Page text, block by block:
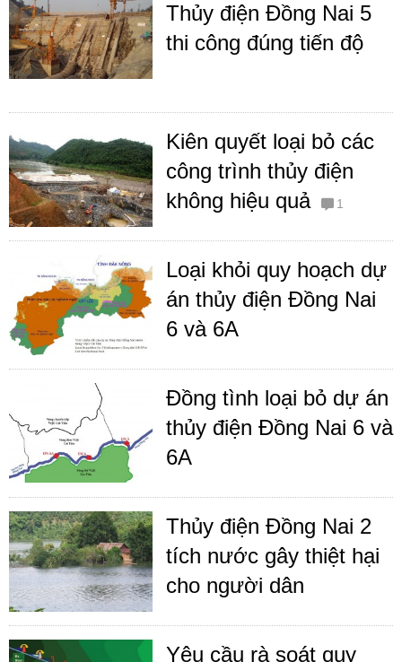
Thủy điện Đồng Nai 5
thi công đúng tiến độ
Kiên quyết loại bỏ các
công trình thủy điện
không hiệu quả
1
Loại khỏi quy hoạch dự
án thủy điện Đồng Nai
6 và 6A
Đồng tình loại bỏ dự án
thủy điện Đồng Nai 6 và
6A
Thủy điện Đồng Nai 2
tích nước gây thiệt hại
cho người dân
Yêu cầu rà soát quy